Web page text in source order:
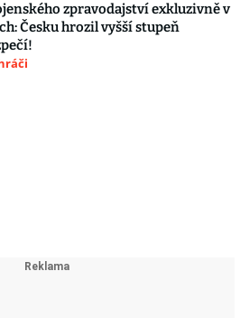
zpravodajství exkluzivně v
Česku hrozil vyšší stupeň